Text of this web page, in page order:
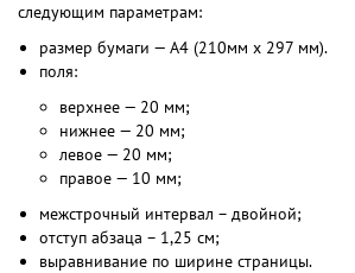
следующим параметрам:
размер бумаги — А4 (210мм х 297 мм).
поля:
верхнее — 20 мм;
нижнее — 20 мм;
левое — 20 мм;
правое — 10 мм;
межстрочный интервал – двойной;
отступ абзаца – 1,25 см;
выравнивание по ширине страницы.